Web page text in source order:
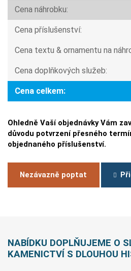
Cena náhrobku:
Cena příslušenství:
Cena textu & ornamentu na
Cena doplňkových služeb:
Cena celkem:
Ohledně Vaší objednávky Vám
důvodu potvrzení přesného
objednaného příslušenství.
Nezávazně poptat
NABÍDKU DOPLŇUJEME O
KAMENICTVÍ S DLOUHOU